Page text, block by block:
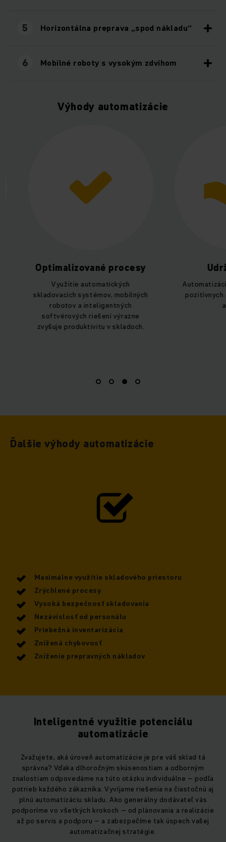
5 Horizontálna preprava „spod nákladu“
6 Mobilné roboty s vysokým zdvihom
Výhody automatizácie
Optimalizované procesy
Využitie automatických
skladovacích systémov, mobilných
robotov a inteligentných
softvérových riešení výrazne
zvyšuje produktivitu v skladoch.
Automatizácia
pozitívnych
Ďalšie výhody automatizácie
Maximálne využitie skladového priestoru
Zrýchlené procesy
Vysoká bezpečnosť skladovania
Nezávislosť od personálu
Priebežná inventarizácia
Znížená chybovosť
Zníženie prepravných nákladov
Inteligentné využitie potenciálu
automatizácie
Zvažujete, aká úroveň automatizácie je pre váš sklad tá
správna? Vďaka dlhoročným skúsenostiam a odborným
znalostiam odpovedáme na túto otázku individuálne – podľa
potrieb každého zákazníka. Vyvíjame riešenia na čiastočnú aj
plnú automatizáciu skladu. Ako generálny dodávateľ vás
podporíme vo všetkých krokoch – od plánovania a realizácie
až po servis a podporu – a zabezpečíme tak úspech vašej
automatizačnej stratégie.